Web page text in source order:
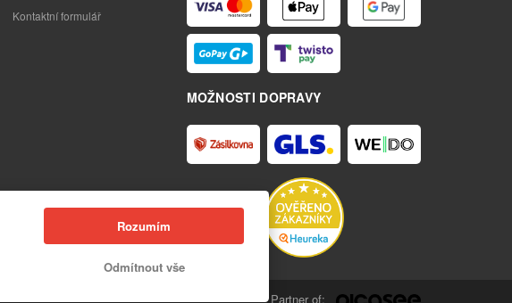
MOŽNOSTI DOPRAVY
Kontaktní formulář
Partner of:
Rozumím
Odmítnout vše